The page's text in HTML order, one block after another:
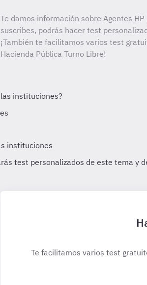
Te damos información sobre Agentes HP
suscribes, podrás hacer test
¡También te facilitamos varios test
Hacienda Pública Turno Libre!
Te facilitamos varios test